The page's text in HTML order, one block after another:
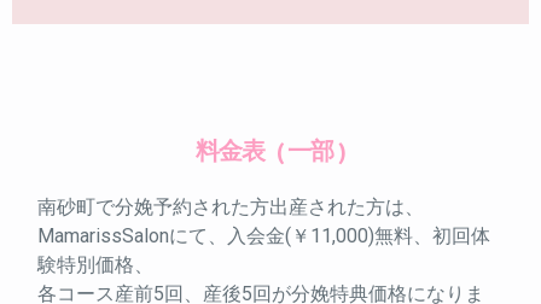
料金表 ( 一部 )
南砂町で分娩予約された方出産された方は、
MamarissSalonにて、入会金(￥11,000)無料、初回体
験特別価格、
各コース産前5回、産後5回が分娩特典価格になりま